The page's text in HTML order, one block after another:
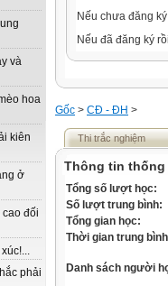
và
hoa
kiên
ở
cao đối
phải
Nếu chưa đăng
Nếu đã đăng ký
Gốc > CĐ - ĐH >
Thi trắc nghiệm
Thông tin thống
Tổng số lượt học:
Số lượt trung bình:
Tổng gian học:
Thời gian trung
Danh sách người